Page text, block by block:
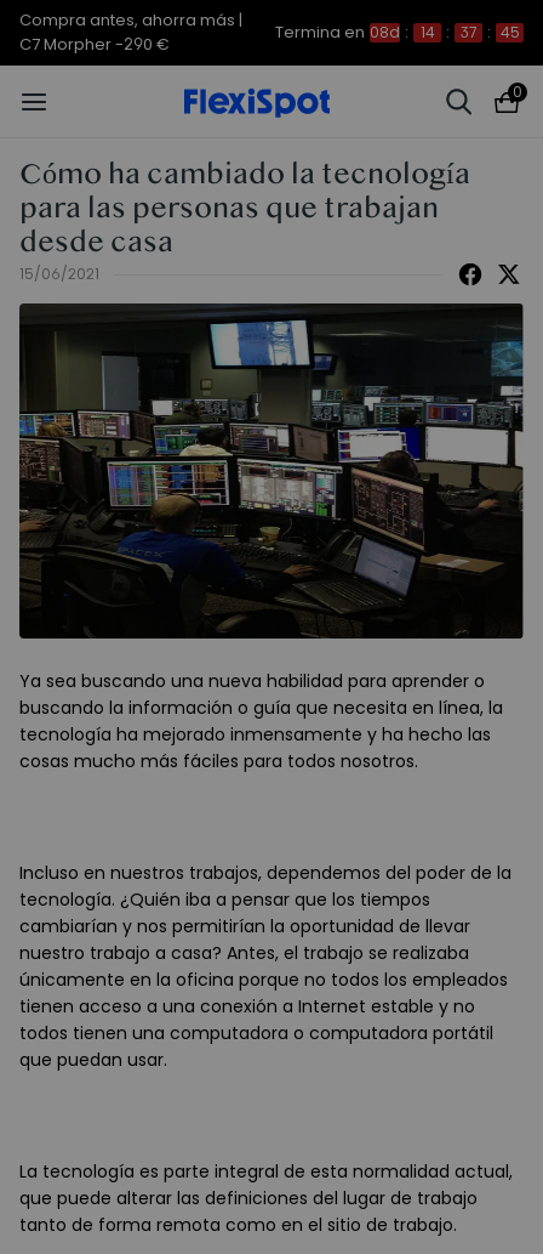
Compra antes, ahorra más | E7
Plus -200 €
Termina en 08d : 14 : 37 : 44
0
Cómo ha cambiado la tecnología
para las personas que trabajan
desde casa
15/06/2021
Ya sea buscando una nueva habilidad para aprender o
buscando la información o guía que necesita en línea, la
tecnología ha mejorado inmensamente y ha hecho las
cosas mucho más fáciles para todos nosotros.
Incluso en nuestros trabajos, dependemos del poder de la
tecnología. ¿Quién iba a pensar que los tiempos
cambiarían y nos permitirían la oportunidad de llevar
nuestro trabajo a casa? Antes, el trabajo se realizaba
únicamente en la oficina porque no todos los empleados
tienen acceso a una conexión a Internet estable y no
todos tienen una computadora o computadora portátil
que puedan usar.
La tecnología es parte integral de esta normalidad actual,
que puede alterar las definiciones del lugar de trabajo
tanto de forma remota como en el sitio de trabajo.